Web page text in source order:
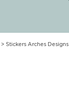
> Stickers Arches Designs